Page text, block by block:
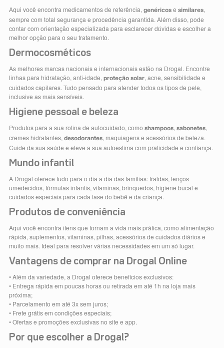
Aqui você encontra medicamentos de referência, genéricose similares,
sempre com total segurança e procedência garantida. Além disso, pode
contar com orientação especializada para esclarecer dúvidas e escolher a
melhor opção para o seu tratamento.
Dermocosméticos
As melhores marcas nacionais e internacionais estão na Drogal. Encontre
linhas para hidratação, anti-idade, proteção solar, acne, sensibilidade e
cuidados capilares. Tudo pensado para atender todos os tipos de pele,
inclusive as mais sensíveis.
Higiene pessoal e beleza
Produtos para a sua rotina de autocuidado, como shampoos, sabonetes,
cremes hidratantes, desodorantes, maquiagens e acessórios de beleza.
Cuide da sua saúde e eleve a sua autoestima com praticidade e confiança.
Mundo infantil
A Drogal oferece tudo para o dia a dia das famílias: fraldas, lenços
umedecidos, fórmulas infantis, vitaminas, brinquedos, higiene bucal e
cuidados especiais para cada fase do bebê e da criança.
Produtos de conveniência
Aqui você encontra itens que tornam a vida mais prática, como alimentação
rápida, suplementos, vitaminas, pilhas, acessórios de cuidados diários e
muito mais. Ideal para resolver várias necessidades em um só lugar.
Vantagens de comprar na Drogal Online
• Além da variedade, a Drogal oferece benefícios exclusivos:
• Entrega rápida em poucas horas ou retirada em até 1h na loja mais
próxima;
• Parcelamento em até 3x sem juros;
• Frete grátis em condições especiais;
• Ofertas e promoções exclusivas no site e app.
Por que escolher a Drogal?